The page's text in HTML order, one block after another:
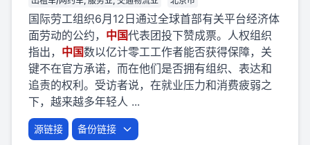
国际劳工组织6月12日通过全球首部有关平台经济体
面劳动的公约， 中国代表团投下赞成票。人权组织
指出， 中国数以亿计零工工作者能否获得保障，关
键不在官方承诺，而在他们是否拥有组织、表达和
追责的权利。受访者说，在就业压力和消费疲弱之
下，越来越多年轻人 ...
源链接 备份链接